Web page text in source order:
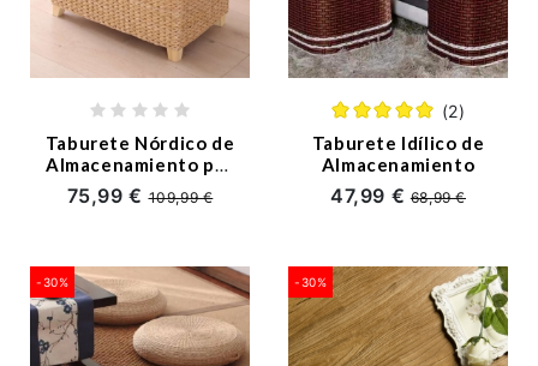
Taburete Nórdico de
Almacenamiento por
Tejido
75,99 €109,99 €
(2)
Taburete Idílico de
Almacenamiento
47,99 €68,99 €
-30% -30%